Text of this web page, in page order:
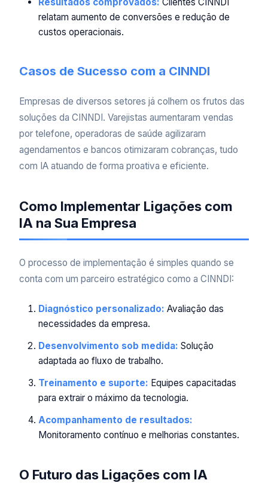
relatam aumento de conversões e redução de
custos operacionais.
Casos de Sucesso com a CINNDI
Empresas de diversos setores já colhem os frutos das
soluções da CINNDI. Varejistas aumentaram vendas
por telefone, operadoras de saúde agilizaram
agendamentos e bancos otimizaram cobranças, tudo
com IA atuando de forma proativa e eficiente.
Como Implementar Ligações com
IA na Sua Empresa
O processo de implementação é simples quando se
conta com um parceiro estratégico como a CINNDI:
Diagnóstico personalizado: Avaliação das
necessidades da empresa.
Desenvolvimento sob medida: Solução
adaptada ao fluxo de trabalho.
Treinamento e suporte: Equipes capacitadas
para extrair o máximo da tecnologia.
Acompanhamento de resultados:
Monitoramento contínuo e melhorias constantes.
O Futuro das Ligações com IA